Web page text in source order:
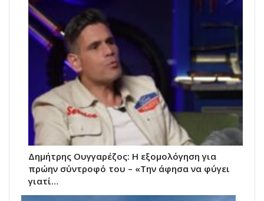
Δημήτρης Ουγγαρέζος: Η εξομολόγηση για
πρώην σύντροφό του – «Την άφησα να φύγει
γιατί…